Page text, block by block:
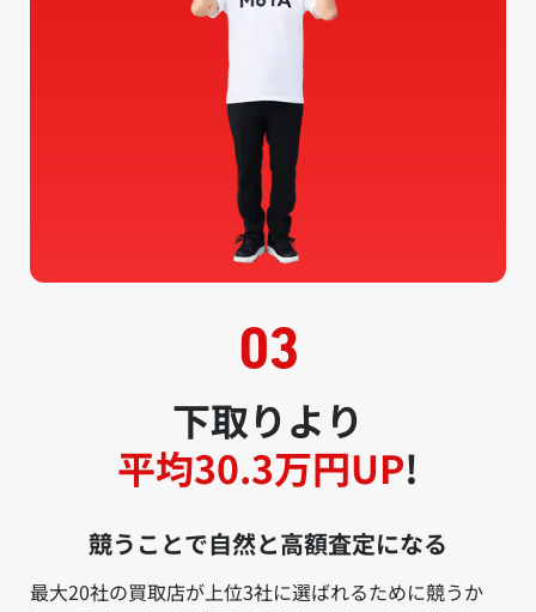
下取りより
平均30.3万円UP!
競うことで自然と高額査定になる
最大20社の買取店が上位3社に選ばれるために競うか